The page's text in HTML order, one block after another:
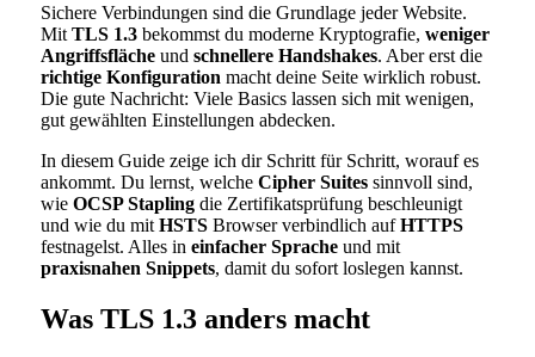
Sichere Verbindungen sind die Grundlage jeder Website.
Mit TLS 1.3bekommst du moderne Kryptografie, weniger
Angriffsflächeund schnellere Handshakes. Aber erst die
richtige Konfiguration macht deine Seite wirklich robust.
Die gute Nachricht: Viele Basics lassen sich mit wenigen,
gut gewählten Einstellungen abdecken.
In diesem Guide zeige ich dir Schritt für Schritt, worauf es
ankommt. Du lernst, welche Cipher Suitessinnvoll sind,
wie OCSP Staplingdie Zertifikatsprüfung beschleunigt
und wie du mit HSTSBrowser verbindlich aufHTTPS
festnagelst. Alles in einfacher Spracheund mit
praxisnahen Snippets, damit du sofort loslegen kannst.
Was TLS 1.3 anders macht